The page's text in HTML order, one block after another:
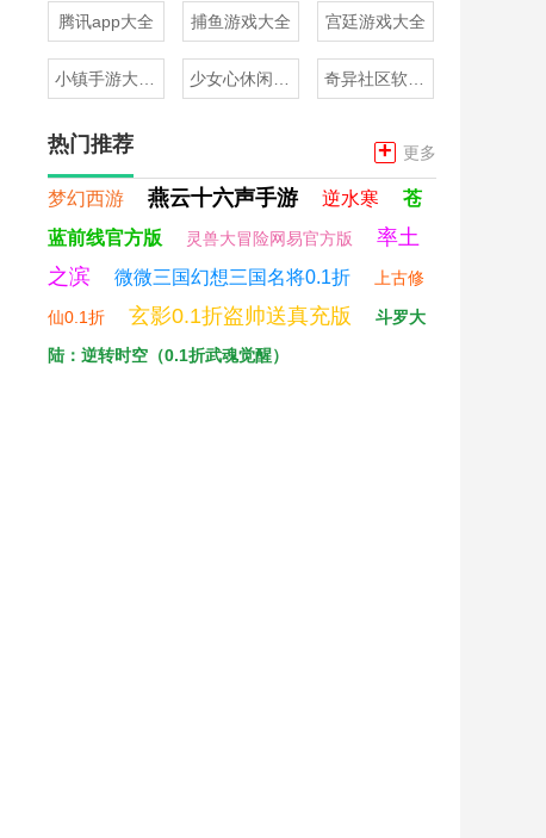
腾讯app大全 捕鱼游戏大全 宫廷游戏大全
热门推荐 + 更多
梦幻西游 燕云十六声手游 逆水寒
苍
蓝前线官方版
灵兽大冒险网易官方版
率土
之滨
微微三国幻想三国名将0.1折 上古修
仙0.1折 玄影0.1折盗帅送真充版
斗罗大
陆：逆转时空（0.1折武魂觉醒）